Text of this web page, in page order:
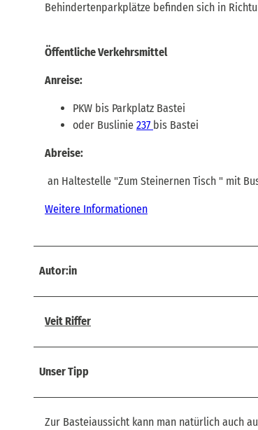
Behindertenparkplätze befinden sich in
Öffentliche Verkehrsmittel
Anreise:
PKW bis Parkplatz Bastei
oder Buslinie 237 bis Bastei
Abreise:
an Haltestelle "Zum Steinernen Tisch " mit
Weitere Informationen
Autor:in
Veit Riffer
Unser Tipp
Zur Basteiaussicht kann man natürlich auch